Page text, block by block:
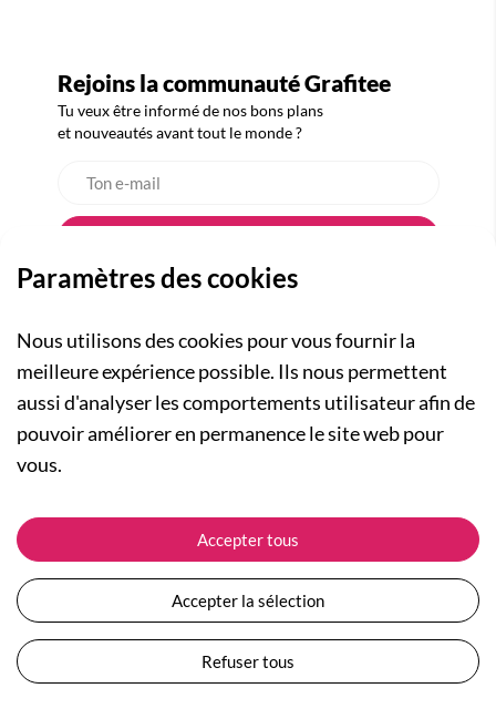
Rejoins la communauté Grafitee
Tu veux être informé de nos bons plans
et nouveautés avant tout le monde ?
A PROPOS
Qui sommes-nous ?
Actualités
Nos engagements
Plan du site
Devenir revendeur
NOS RUBRIQUES
Collection Femme
Collection Enfants
Les Totebags
Nos différents thèmes
ASSISTANCE
Suivre ma commande
Expédition et livraison
Retour et remboursement
Moyens de paiement
Questions / Réponses
Conditions générales de vente
Paramètres des cookies
Nous utilisons des cookies pour vous fournir la
meilleure expérience possible. Ils nous permettent
aussi d'analyser les comportements utilisateur afin de
pouvoir améliorer en permanence le site web pour
vous.
Accepter tous
Accepter la sélection
Refuser tous